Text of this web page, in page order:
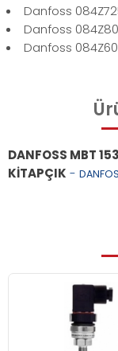
Danfoss
Danfoss
Danfoss
DANFOSS MBT
KİTAPÇIK -